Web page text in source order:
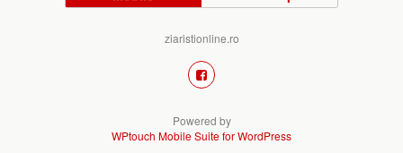
ziaristionline.ro
Powered by
WPtouch Mobile Suite for WordPress